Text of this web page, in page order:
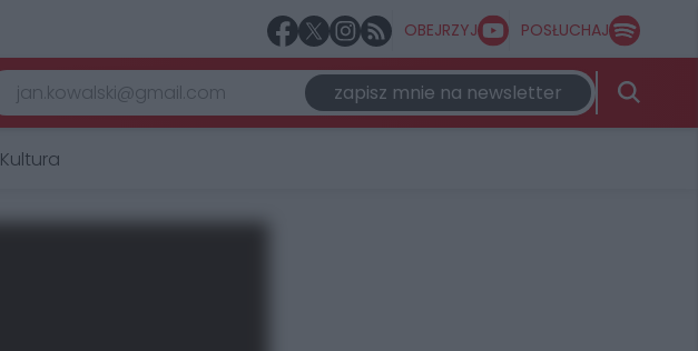
OBEJRZYJ POSŁUCHAJ
zapisz mnie na newsletter
Kultura